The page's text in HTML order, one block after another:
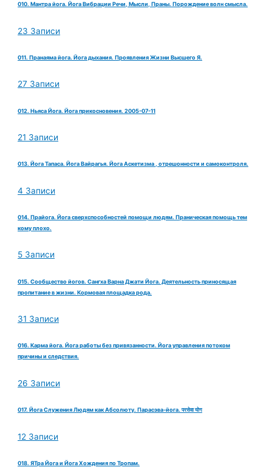
010. Мантра йога. Йога Вибрации Речи, Мысли, Праны. Порождение волн смысла.
23 Записи
011. Пранаяма йога. Йога дыхания. Проявления Жизни Высшего Я.
27 Записи
012. Ньяса Йога. Йога прикосновения. 2005-07-11
21 Записи
013. Йога Тапаса. Йога Вайрагья. Йога Аскетизма , отрешонности и самоконтроля.
4 Записи
014. Прайога. Йога сверхспособностей помощи людям. Праническая помощь тем
кому плохо.
5 Записи
015. Сообщество йогов. Сангха Варна Джати Йога. Деятельность приносящая
пропитание в жизни. Кормовая площадка рода.
31 Записи
016. Карма йога. Йога работы без привязанности. Йога управления потоком
причины и следствия.
26 Записи
017. Йога Служения Людям как Абсолюту. Парасэва-йога. परसेवा योग
12 Записи
018. ЯТра Йога и Йога Хождения по Тропам.